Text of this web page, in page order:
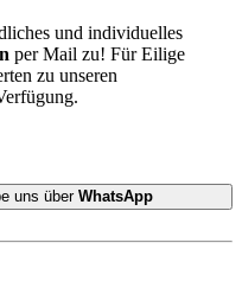
und individuelles
per Mail zu! Für Eilige
zu unseren
uns über WhatsApp